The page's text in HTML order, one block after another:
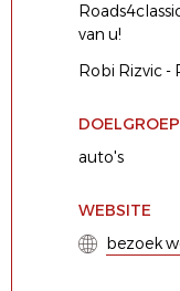
van u!
Robi Rizvic -
DOELGROEP
auto's
WEBSITE
bezoek